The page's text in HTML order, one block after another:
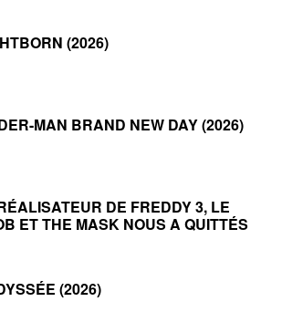
(2026)
MAN BRAND NEW DAY (2026)
DE FREDDY 3, LE
ET THE MASK NOUS A QUITTÉS
(2026)